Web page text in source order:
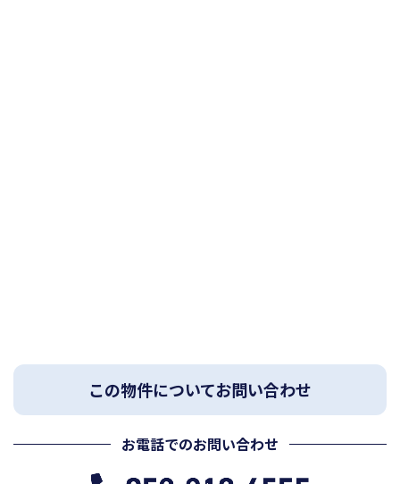
この物件についてお問い合わせ
お電話でのお問い合わせ